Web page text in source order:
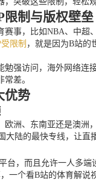
限制与版权壁垒
事，比如NBA、中
限制 ，就是因为B站的
强访问，海外网络
差。
优势
洲、东南亚还是澳洲
大陆的最快专线，让直
台，而且允许一人多
一个看B站的体育解说